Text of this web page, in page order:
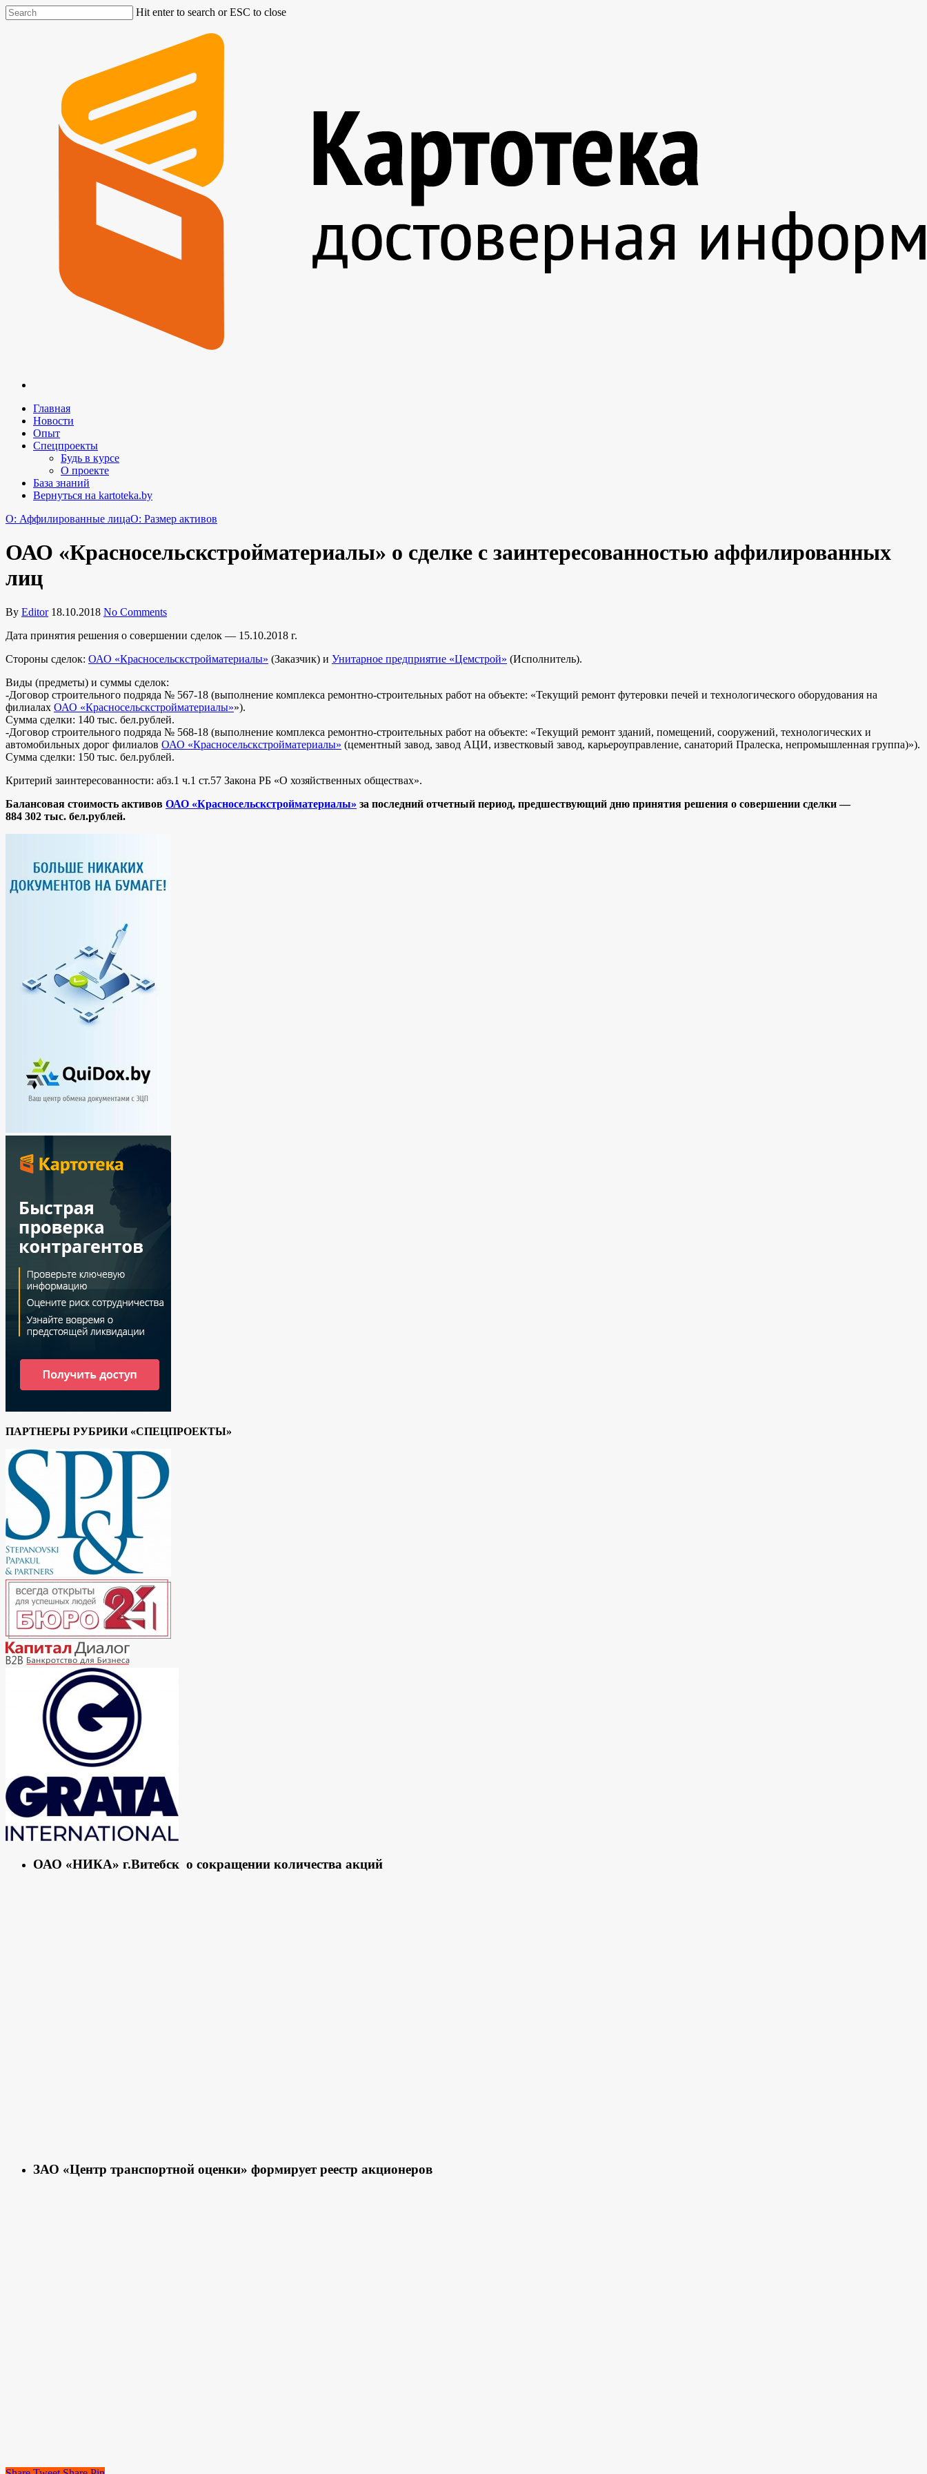
Hit enter to search or ESC to close
Главная
Новости
Опыт
Спецпроекты
Будь в курсе
О проекте
База знаний
Вернуться на kartoteka.by
O: Аффилированные лицаO: Размер активов
ОАО «Красносельскстройматериалы» о сделке с заинтересованностью аффилированных
лиц
By Editor 18.10.2018 No Comments
Дата принятия решения о совершении сделок — 15.10.2018 г.
Стороны сделок: ОАО «Красносельскстройматериалы» (Заказчик) и Унитарное предприятие «Цемстрой» (Исполнитель).
Виды (предметы) и суммы сделок:
-Договор строительного подряда № 567-18 (выполнение комплекса ремонтно-строительных работ на объекте: «Текущий ремонт футеровки печей и технологического оборудования на
филиалах ОАО «Красносельскстройматериалы»»).
Сумма сделки: 140 тыс. бел.рублей.
-Договор строительного подряда № 568-18 (выполнение комплекса ремонтно-строительных работ на объекте: «Текущий ремонт зданий, помещений, сооружений, технологических и
автомобильных дорог филиалов ОАО «Красносельскстройматериалы» (цементный завод, завод АЦИ, известковый завод, карьероуправление, санаторий Пралеска, непромышленная группа)»).
Сумма сделки: 150 тыс. бел.рублей.
Критерий заинтересованности: абз.1 ч.1 ст.57 Закона РБ «О хозяйственных обществах».
Балансовая стоимость активов ОАО «Красносельскстройматериалы» за последний отчетный период, предшествующий дню принятия решения о совершении сделки —
884 302 тыс. бел.рублей.
ПАРТНЕРЫ РУБРИКИ «СПЕЦПРОЕКТЫ»
ОАО «НИКА» г.Витебск о сокращении количества акций
ЗАО «Центр транспортной оценки» формирует реестр акционеров